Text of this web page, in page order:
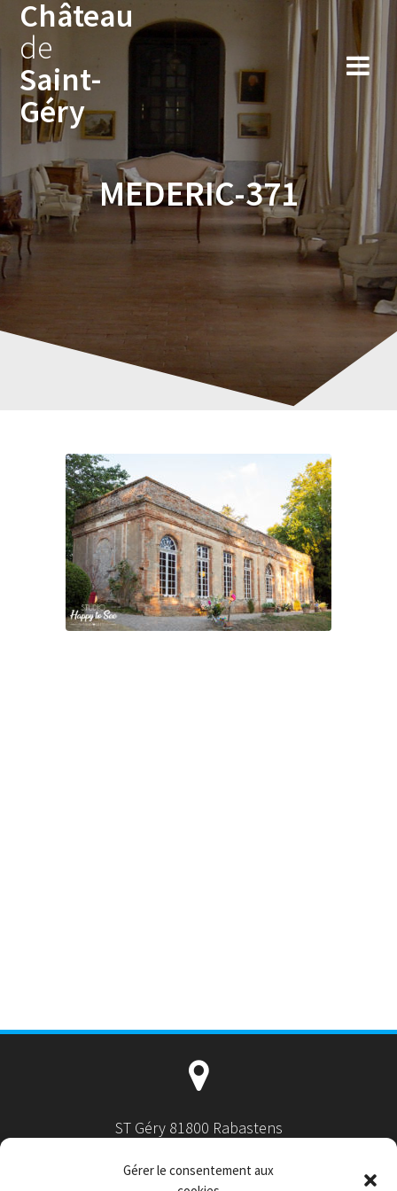
Gérer le consentement aux
to
content
Château
de
Saint-
Géry
MEDERIC-371
ST Géry 81800 Rabastens